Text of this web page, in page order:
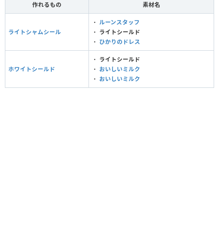
作れるもの 素材名
ライトシャムシール
・ ルーンスタッフ
・ ライトシールド
・ ひかりのドレス
ホワイトシールド
・ ライトシールド
・ おいしいミルク
・ おいしいミルク